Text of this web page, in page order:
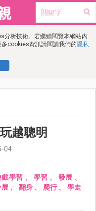
分析技術。若繼續閱覽本網站內
cookies資訊請閱讀我們的隱私
越聰明
04
戲學習 、 學習 、 發展 、
展、 翻身 、 爬行 、 學走